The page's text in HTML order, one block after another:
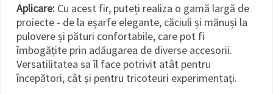
Aplicare: Cu acest fir, puteți realiza o gamă largă de
proiecte - de la eșarfe elegante, căciuli și mănuși la
pulovere și pături confortabile, care pot fi
îmbogățite prin adăugarea de diverse accesorii.
Versatilitatea sa îl face potrivit atât pentru
începători, cât și pentru tricoteuri experimentați.